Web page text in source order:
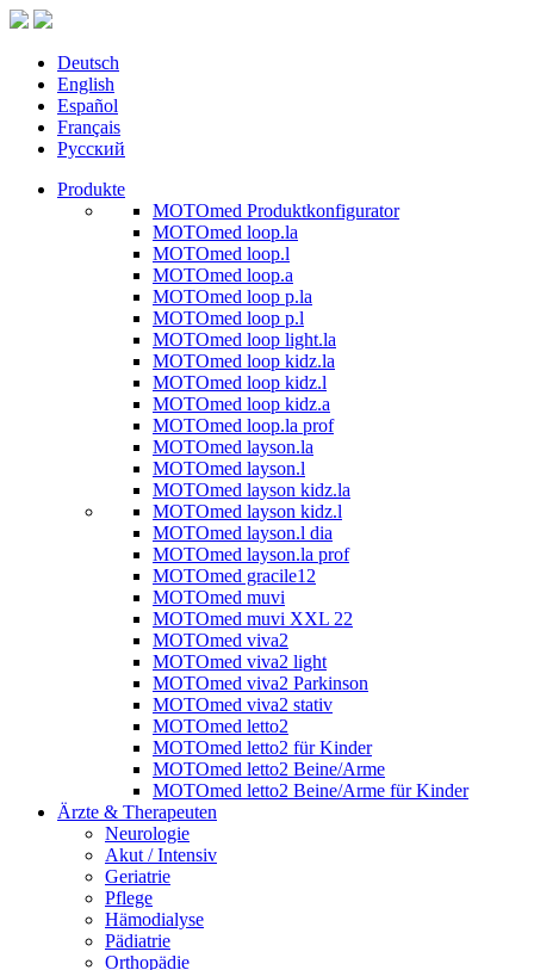
Deutsch
English
Español
Français
Русский
Produkte
MOTOmed Produktkonfigurator
MOTOmed loop.la
MOTOmed loop.l
MOTOmed loop.a
MOTOmed loop p.la
MOTOmed loop p.l
MOTOmed loop light.la
MOTOmed loop kidz.la
MOTOmed loop kidz.l
MOTOmed loop kidz.a
MOTOmed loop.la prof
MOTOmed layson.la
MOTOmed layson.l
MOTOmed layson kidz.la
MOTOmed layson kidz.l
MOTOmed layson.l dia
MOTOmed layson.la prof
MOTOmed gracile12
MOTOmed muvi
MOTOmed muvi XXL 22
MOTOmed viva2
MOTOmed viva2 light
MOTOmed viva2 Parkinson
MOTOmed viva2 stativ
MOTOmed letto2
MOTOmed letto2 für Kinder
MOTOmed letto2 Beine/Arme
MOTOmed letto2 Beine/Arme für Kinder
Ärzte & Therapeuten
Neurologie
Akut / Intensiv
Geriatrie
Pflege
Hämodialyse
Pädiatrie
Orthopädie